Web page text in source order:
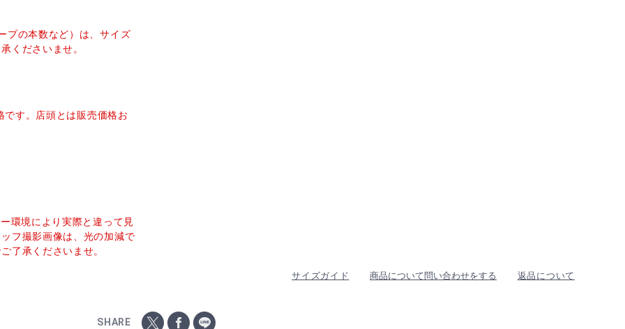
プの本数など）は、サイズ
くださいませ。
です。店頭とは販売価格お
環境により実際と違って見
フ撮影画像は、光の加減で
了承くださいませ。
サイズガイド 商品について問い合わせをする 返品について
SHARE